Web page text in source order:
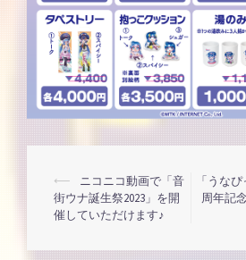
投
稿
⟵
ニコニコ動画で「音
街ウナ誕生祭2023」を開
催していただけます♪
「うな
周年記